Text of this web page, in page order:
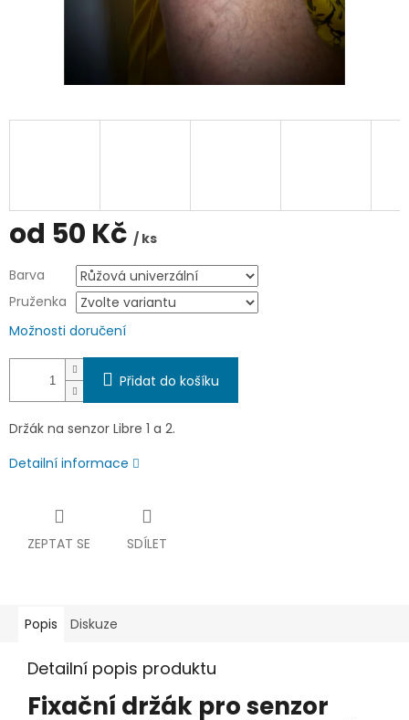
od 50 Kč / ks
cena:
Barva
Pruženka
Možnosti doručení
Přidat do košíku
Držák na senzor Libre 1 a 2.
Detailní informace
ZEPTAT SE SDÍLET
Popis Diskuze
Detailní popis produktu
Fixační držák pro senzor